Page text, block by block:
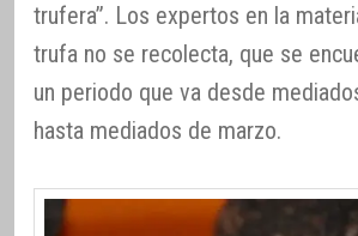
trufera”. Los expertos en la
trufa no se recolecta, que se
un periodo que va desde
hasta mediados de marzo.